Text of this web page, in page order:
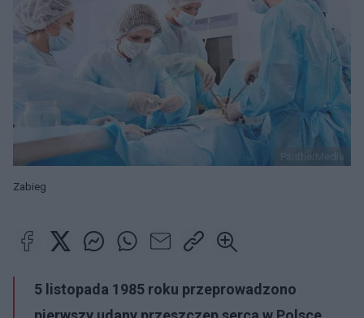
PantherMedia
Zabieg
5 listopada 1985 roku przeprowadzono